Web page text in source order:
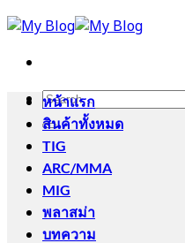
Search
for:
หน้าแรก
สินค้าทั้งหมด
TIG
ARC/MMA
MIG
พลาสม่า
บทความ